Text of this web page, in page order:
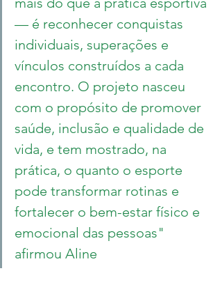
— é reconhecer conquistas
individuais, superações e
vínculos construídos a cada
encontro. O projeto nasceu
com o propósito de promover
saúde, inclusão e qualidade de
vida, e tem mostrado, na
prática, o quanto o esporte
pode transformar rotinas e
fortalecer o bem-estar físico e
emocional das pessoas"
afirmou Aline